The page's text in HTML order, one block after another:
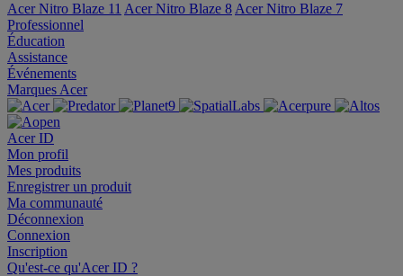
Acer Nitro Blaze 11 Acer Nitro Blaze 8 Acer Nitro Blaze 7
Professionnel
Éducation
Assistance
Événements
Marques Acer
Acer ID
Mon profil
Mes produits
Enregistrer un produit
Ma communauté
Déconnexion
Connexion
Inscription
Qu'est-ce qu'Acer ID ?